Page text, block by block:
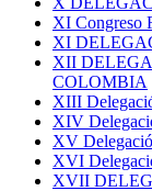
XI Congreso
XI
XII
COLOMBIA
XIII
XIV
XV
XVI
XVII